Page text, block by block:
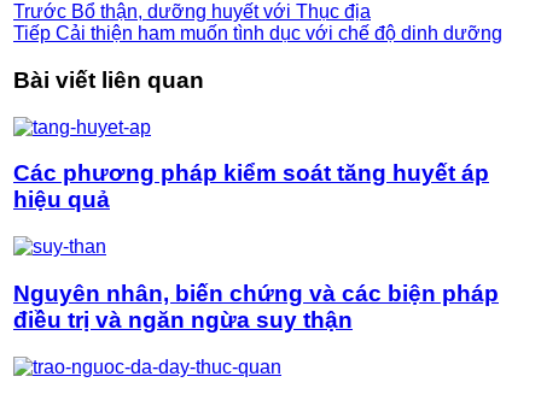
Trước Bổ thận, dưỡng huyết với Thục địa
Tiếp Cải thiện ham muốn tình dục với chế độ dinh dưỡng
Bài viết liên quan
Các phương pháp kiểm soát tăng huyết áp
hiệu quả
Nguyên nhân, biến chứng và các biện pháp
điều trị và ngăn ngừa suy thận